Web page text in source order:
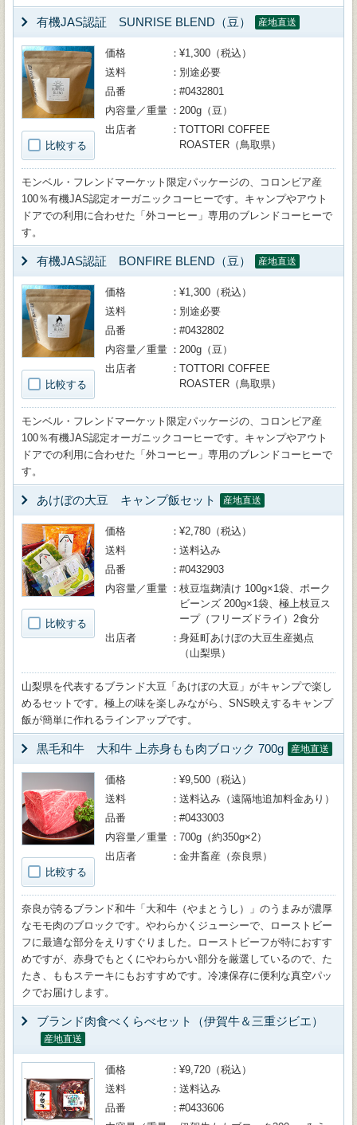
有機JAS認証 SUNRISE BLEND（豆） 産地直送
比較する
価格
¥1,300（税込）
送料
別途必要
品番
#0432801
内容量／重量
200g（豆）
出店者
TOTTORI COFFEE
ROASTER（鳥取県）
モンベル・フレンドマーケット限定パッケージの、コロンビア産
100％有機JAS認定オーガニックコーヒーです。キャンプやアウト
ドアでの利用に合わせた「外コーヒー」専用のブレンドコーヒーで
す。
有機JAS認証 BONFIRE BLEND（豆） 産地直送
比較する
価格
¥1,300（税込）
送料
別途必要
品番
#0432802
内容量／重量
200g（豆）
出店者
TOTTORI COFFEE
ROASTER（鳥取県）
モンベル・フレンドマーケット限定パッケージの、コロンビア産
100％有機JAS認定オーガニックコーヒーです。キャンプやアウト
ドアでの利用に合わせた「外コーヒー」専用のブレンドコーヒーで
す。
あけぼの大豆 キャンプ飯セット 産地直送
比較する
価格
¥2,780（税込）
送料
送料込み
品番
#0432903
内容量／重量
枝豆塩麹漬け 100g×1袋、ポーク
ビーンズ 200g×1袋、極上枝豆ス
ープ（フリーズドライ）2食分
出店者
身延町あけぼの大豆生産拠点
（山梨県）
山梨県を代表するブランド大豆「あけぼの大豆」がキャンプで楽し
めるセットです。極上の味を楽しみながら、SNS映えするキャンプ
飯が簡単に作れるラインアップです。
黒毛和牛 大和牛 上赤身もも肉ブロック 700g 産地直送
比較する
価格
¥9,500（税込）
送料
送料込み（遠隔地追加料金あり）
品番
#0433003
内容量／重量
700g（約350g×2）
出店者
金井畜産（奈良県）
奈良が誇るブランド和牛「大和牛（やまとうし）」のうまみが濃厚
なモモ肉のブロックです。やわらかくジューシーで、ローストビー
フに最適な部分をえりすぐりました。ローストビーフが特におすす
めですが、赤身でもとくにやわらかい部分を厳選しているので、た
たき、ももステーキにもおすすめです。冷凍保存に便利な真空パッ
クでお届けします。
ブランド肉食べくらべセット（伊賀牛＆三重ジビエ）
産地直送
価格
¥9,720（税込）
送料
送料込み
品番
#0433606